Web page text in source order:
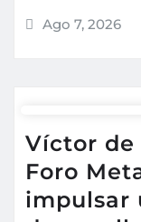
Ago 7, 2026
Víctor de
Foro
impulsar